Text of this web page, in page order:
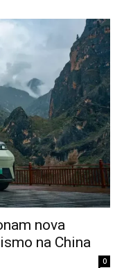
nova
na China
0